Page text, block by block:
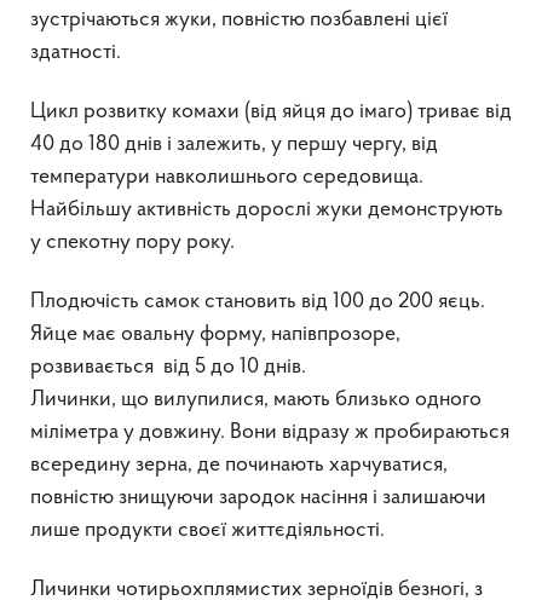
зустрічаються жуки, повністю позбавлені цієї
здатності.
Цикл розвитку комахи (від яйця до імаго) триває від
40 до 180 днів і залежить, у першу чергу, від
температури навколишнього середовища.
Найбільшу активність дорослі жуки демонструють
у спекотну пору року.
Плодючість самок становить від 100 до 200 яєць.
Яйце має овальну форму, напівпрозоре,
розвивається від 5 до 10 днів.
Личинки, що вилупилися, мають близько одного
міліметра у довжину. Вони відразу ж пробираються
всередину зерна, де починають харчуватися,
повністю знищуючи зародок насіння і залишаючи
лише продукти своєї життєдіяльності.
Личинки чотирьохплямистих зерноїдів безногі, з